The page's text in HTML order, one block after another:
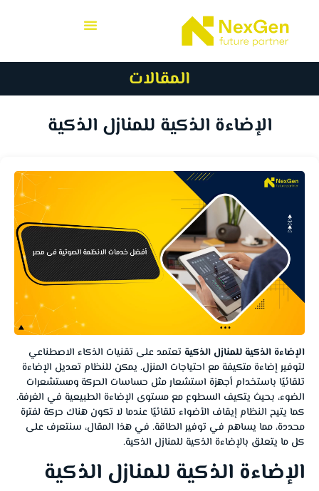
المقالات
الإضاءة الذكية للمنازل الذكية
الإضاءة الذكية للمنازل الذكية تعتمد على تقنيات الذكاء الاصطناعي
لتوفير إضاءة متكيفة مع احتياجات المنزل. يمكن للنظام تعديل الإضاءة
تلقائيًا باستخدام أجهزة استشعار مثل حساسات الحركة ومستشعرات
الضوء، بحيث يتكيف السطوع مع مستوى الإضاءة الطبيعية في الغرفة.
كما يتيح النظام إيقاف الأضواء تلقائيًا عندما لا تكون هناك حركة لفترة
محددة، مما يساهم في توفير الطاقة. في هذا المقال، سنتعرف على
كل ما يتعلق بالإضاءة الذكية للمنازل الذكية.
الإضاءة الذكية للمنازل الذكية